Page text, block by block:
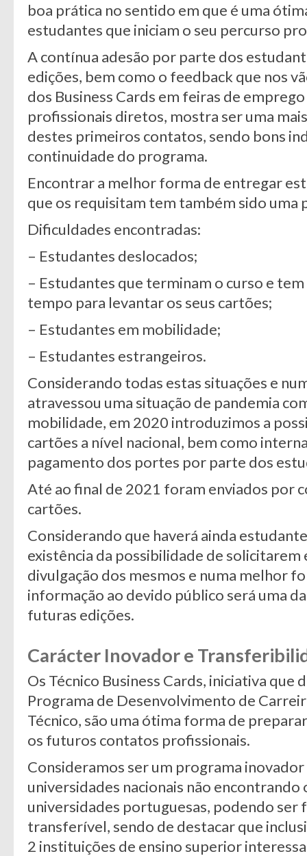
boa prática no sentido em que é uma
estudantes que iniciam o seu percurso
A contínua adesão por parte dos
edições, bem como o feedback que nos
dos Business Cards em feiras de
profissionais diretos, mostra ser uma
destes primeiros contatos, sendo bons
continuidade do programa.
Encontrar a melhor forma de entregar
que os requisitam tem também sido uma
Dificuldades encontradas:
– Estudantes deslocados;
– Estudantes que terminam o curso e
tempo para levantar os seus cartões;
– Estudantes em mobilidade;
– Estudantes estrangeiros.
Considerando todas estas situações e
atravessou uma situação de pandemia
mobilidade, em 2020 introduzimos a
cartões a nível nacional, bem como
pagamento dos portes por parte dos
Até ao final de 2021 foram enviados por
cartões.
Considerando que haverá ainda
existência da possibilidade de solicitarem
divulgação dos mesmos e numa melhor
informação ao devido público será uma
futuras edições.
Carácter Inovador e
Os Técnico Business Cards, iniciativa que
Programa de Desenvolvimento de
Técnico, são uma ótima forma de
os futuros contatos profissionais.
Consideramos ser um programa inovador
universidades nacionais não
universidades portuguesas, podendo ser
transferível, sendo de destacar que
2 instituições de ensino superior